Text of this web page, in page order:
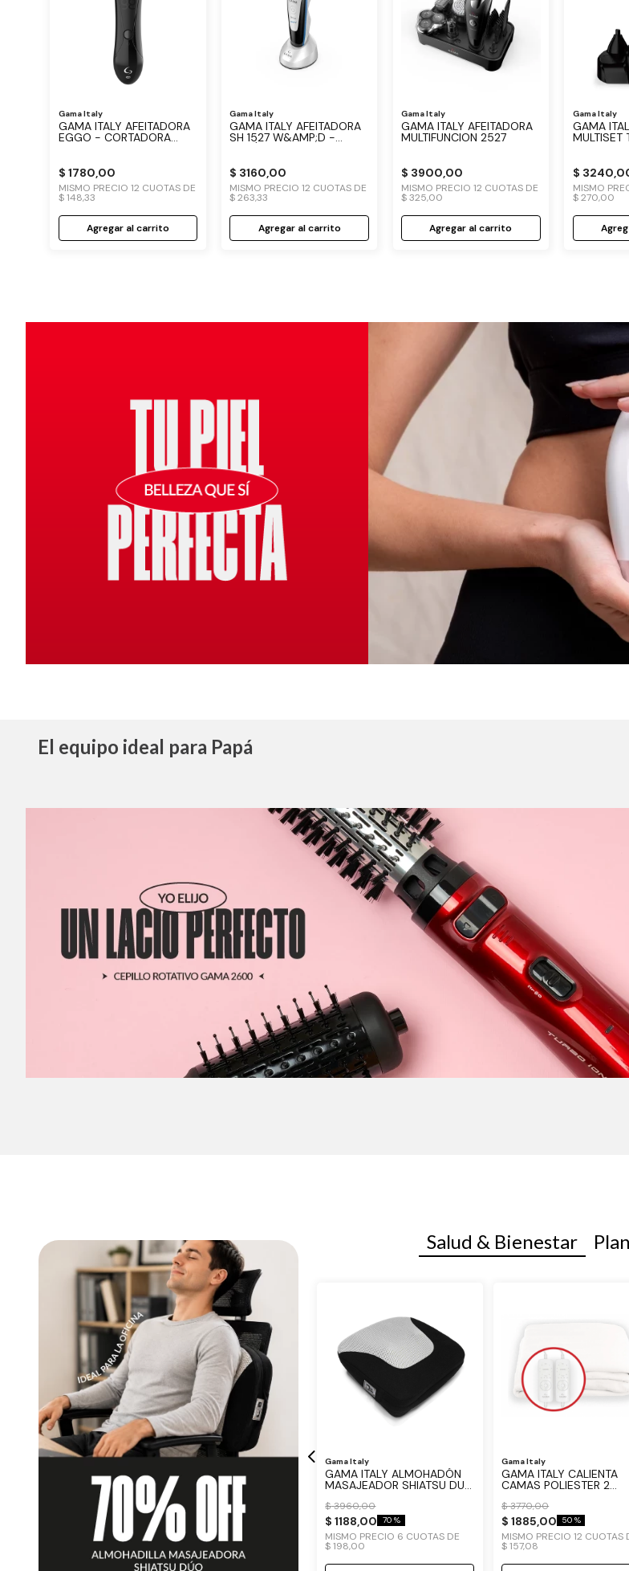
Gama Italy
GAMA ITALY AFEITADORA
EGGO - CORTADORA
$ 1780,00
MISMO PRECIO 12 CUOTAS DE
$ 148,33
Agregar al carrito
Gama Italy
GAMA ITALY AFEITADORA
SH 1527 W&AMP;D -
$ 3160,00
MISMO PRECIO12 CUOTAS DE
$ 263,33
Agregar al carrito
Gama Italy
GAMA ITALY AFEITADORA
MULTIFUNCION 2527
$ 3900,00
MISMO PRECIO12 CUOTAS DE
$325,00
Agregar al carrito
Gama Italy
GAMA
MULTISET
$ 3240,
MISMO
$270,00
El equipo ideal para Papá
Salud & Bienestar
Gama Italy
GAMA ITALY ALMOHADÓN
MASAJEADOR SHIATSU DUO
$3960,00
$ 1188,00 70 %
MISMO PRECIO 6 CUOTAS DE
$ 198,00
Gama Italy
GAMA ITALY CALIENTA
CAMAS POLIESTER 2
TEMPERATURAS Y TIMER
$3770,00
$ 1885,00 50 %
MISMO PRECIO12 CUOTAS
$157,08